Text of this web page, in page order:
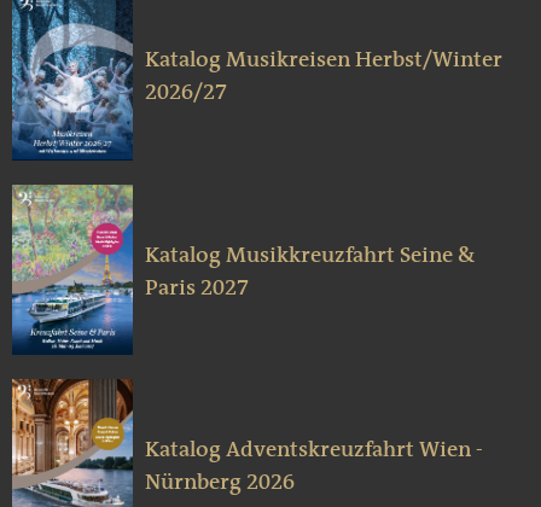
Katalog Musikreisen Herbst/Winter
2026/27
Katalog Musikkreuzfahrt Seine &
Paris 2027
Katalog Adventskreuzfahrt Wien -
Nürnberg 2026